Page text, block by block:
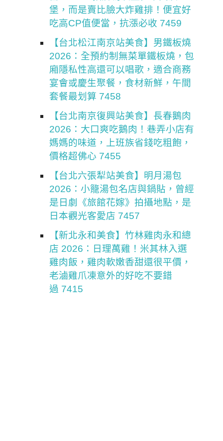
堡，而是賣比臉大炸雞排！便宜好
吃高CP值便當，抗漲必收 7459
【台北松江南京站美食】男鐵板燒
2026：全預約制無菜單鐵板燒，包
廂隱私性高還可以唱歌，適合商務
宴會或慶生聚餐，食材新鮮，午間
套餐最划算 7458
【台北南京復興站美食】長春鵝肉
2026：大口爽吃鵝肉！巷弄小店有
媽媽的味道，上班族省錢吃粗飽，
價格超佛心 7455
【台北六張犁站美食】明月湯包
2026：小籠湯包名店與鍋貼，曾經
是日劇《旅館花嫁》拍攝地點，是
日本觀光客愛店 7457
【新北永和美食】竹林雞肉永和總
店 2026：日理萬雞！米其林入選
雞肉飯，雞肉軟嫩香甜還很平價，
老滷雞爪凍意外的好吃不要錯
過 7415